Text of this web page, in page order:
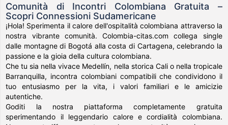
Comunità di Incontri Colombiana Gratuita –
Scopri Connessioni Sudamericane
¡Hola! Sperimenta il calore dell'ospitalità colombiana attraverso la
nostra vibrante comunità. Colombia-citas.com collega single
dalle montagne di Bogotá alla costa di Cartagena, celebrando la
passione e la gioia della cultura colombiana.
Che tu sia nella vivace Medellín, nella storica Cali o nella tropicale
Barranquilla, incontra colombiani compatibili che condividono il
tuo entusiasmo per la vita, i valori familiari e le amicizie
autentiche.
Goditi la nostra piattaforma completamente gratuita
sperimentando il leggendario calore e cordialità colombiana.